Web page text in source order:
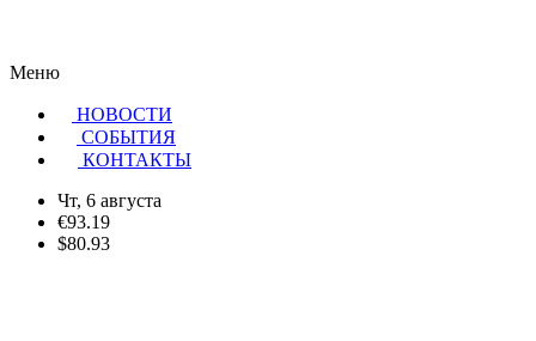
Меню
НОВОСТИ
CОБЫТИЯ
КОНТАКТЫ
Чт, 6 августа
€93.19
$80.93